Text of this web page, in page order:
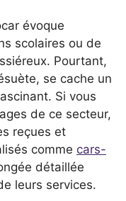
évoque
scolaires ou de
Pourtant,
se cache un
Si vous
de ce secteur,
reçues et
comme cars-
détaillée
leurs services.